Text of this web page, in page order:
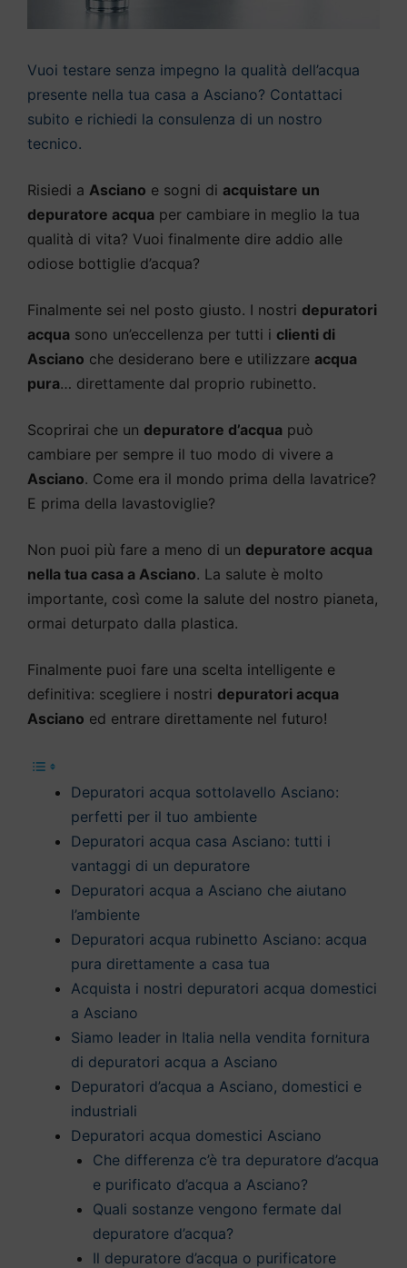
Vuoi testare senza impegno la qualità dell’acqua
presente nella tua casa a Asciano? Contattaci
subito e richiedi la consulenza di un nostro
tecnico.
Risiedi a Asciano e sogni di acquistare un
depuratore acqua per cambiare in meglio la tua
qualità di vita? Vuoi finalmente dire addio alle
odiose bottiglie d’acqua?
Finalmente sei nel posto giusto. I nostri depuratori
acqua sono un’eccellenza per tutti i clienti di
Asciano che desiderano bere e utilizzare acqua
pura… direttamente dal proprio rubinetto.
Scoprirai che un depuratore d’acqua può
cambiare per sempre il tuo modo di vivere a
Asciano. Come era il mondo prima della lavatrice?
E prima della lavastoviglie?
Non puoi più fare a meno di un depuratore acqua
nella tua casa a Asciano. La salute è molto
importante, così come la salute del nostro pianeta,
ormai deturpato dalla plastica.
Finalmente puoi fare una scelta intelligente e
definitiva: scegliere i nostri depuratori acqua
Asciano ed entrare direttamente nel futuro!
Depuratori acqua sottolavello Asciano:
perfetti per il tuo ambiente
Depuratori acqua casa Asciano: tutti i
vantaggi di un depuratore
Depuratori acqua a Asciano che aiutano
l’ambiente
Depuratori acqua rubinetto Asciano: acqua
pura direttamente a casa tua
Acquista i nostri depuratori acqua domestici
a Asciano
Siamo leader in Italia nella vendita fornitura
di depuratori acqua a Asciano
Depuratori d’acqua a Asciano, domestici e
industriali
Depuratori acqua domestici Asciano
Che differenza c’è tra depuratore d’acqua
e purificato d’acqua a Asciano?
Quali sostanze vengono fermate dal
depuratore d’acqua?
Il depuratore d’acqua o purificatore